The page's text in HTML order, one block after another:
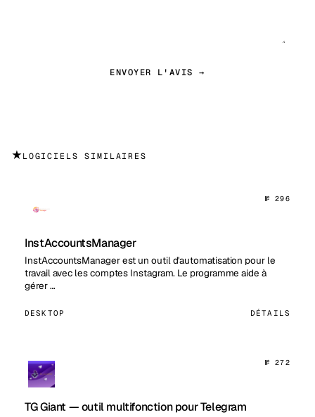
ENVOYER L'AVIS →
★ LOGICIELS SIMILAIRES
№ 296
InstAccountsManager
InstAccountsManager est un outil d'automatisation pour le
travail avec les comptes Instagram. Le programme aide à
gérer …
DESKTOP DÉTAILS
№ 272
TG Giant — outil multifonction pour Telegram